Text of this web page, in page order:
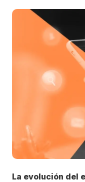
La evolución del